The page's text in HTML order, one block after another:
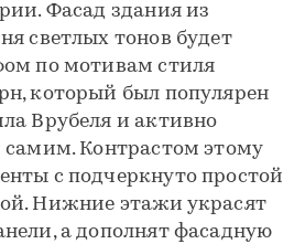
Фасад здания из
светлых тонов будет
по мотивам стиля
который был популярен
Врубеля и активно
самим. Контрастом этому
с подчеркнуто простой
Нижние этажи украсят
а дополнят фасадную